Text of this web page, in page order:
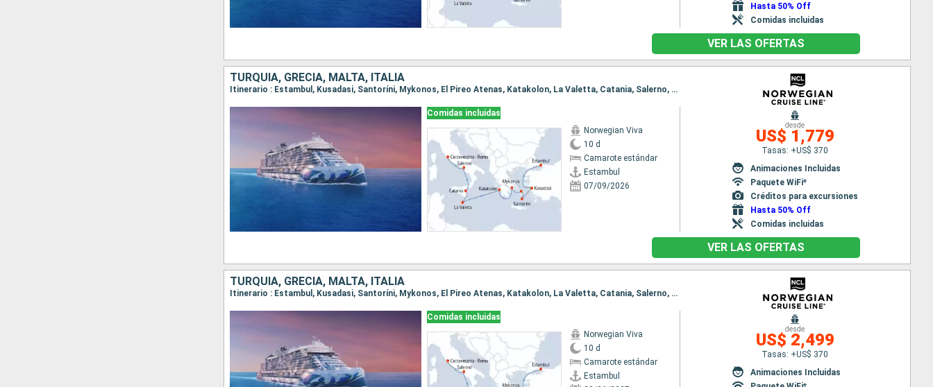
Hasta 50% Off
Comidas incluidas
VER LAS OFERTAS
TURQUÍA, GRECIA, MALTA, ITALIA
Itinerario : Estambul, Kusadasi, Santoríni, Mykonos, El Pireo Atenas, Katakolon, La Valetta, Catania, Salerno, Civitavecchia - Roma
Comidas incluidas
Norwegian Viva
10 d
Camarote estándar
Estambul
07/09/2026
desde
US$ 1,779
Tasas: +US$ 370
Animaciones Incluidas
Paquete WiFi*
Créditos para excursiones
Hasta 50% Off
Comidas incluidas
VER LAS OFERTAS
TURQUÍA, GRECIA, MALTA, ITALIA
Itinerario : Estambul, Kusadasi, Santoríni, Mykonos, El Pireo Atenas, Katakolon, La Valetta, Catania, Salerno, Civitavecchia - Roma
Comidas incluidas
Norwegian Viva
10 d
Camarote estándar
Estambul
desde
US$ 2,499
Tasas: +US$ 370
Animaciones Incluidas